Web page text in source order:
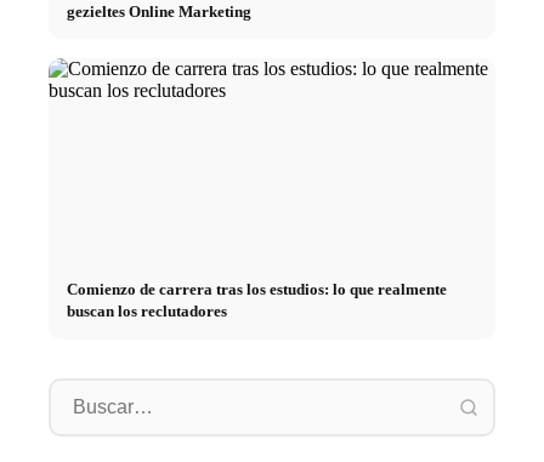
gezieltes Online Marketing
Comienzo de carrera tras los estudios: lo que realmente
buscan los reclutadores